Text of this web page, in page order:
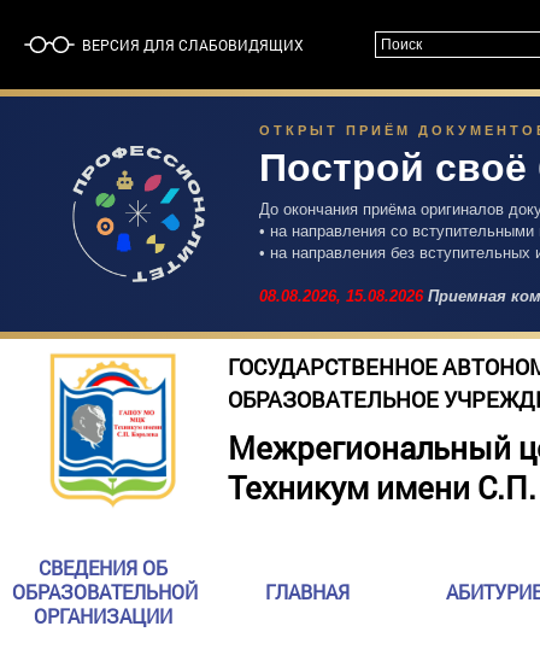
ВЕРСИЯ ДЛЯ СЛАБОВИДЯЩИХ
ОТКРЫТ ПРИЁМ
Построй
До окончания приёма оригиналов
• на направления со
• на направления без
08.08.2026, 15.08.2026Приемная
ГОСУДАРСТВЕННОЕ
ОБРАЗОВАТЕЛЬНОЕ
Межрегиональный
Техникум имени
СВЕДЕНИЯ ОБ
ОБРАЗОВАТЕЛЬНОЙ
ОРГАНИЗАЦИИ
ГЛАВНАЯ